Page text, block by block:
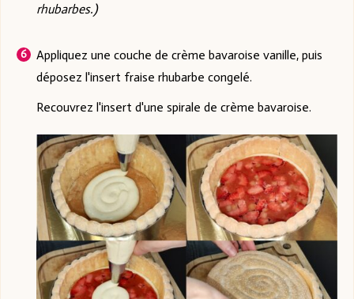
rhubarbes.)
Appliquez une couche de crème bavaroise vanille, puis
déposez l'insert fraise rhubarbe congelé.
Recouvrez l'insert d'une spirale de crème bavaroise.